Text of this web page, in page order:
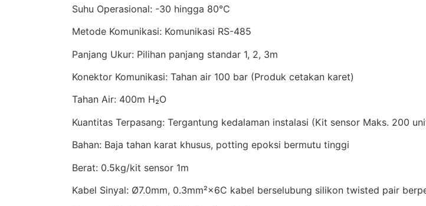
Suhu Operasional: -30 hingga 80°C
Metode Komunikasi: Komunikasi RS-485
Panjang Ukur: Pilihan panjang standar 1, 2, 3m
Konektor Komunikasi: Tahan air 100 bar (Produk cetakan karet)
Tahan Air: 400m H₂O
Kuantitas Terpasang: Tergantung kedalaman instalasi (Kit sensor Maks. 200
Bahan: Baja tahan karat khusus, potting epoksi bermutu tinggi
Berat: 0.5kg/kit sensor 1m
Kabel Sinyal: Ø7.0mm, 0.3mm²×6C kabel berselubung silikon twisted pair